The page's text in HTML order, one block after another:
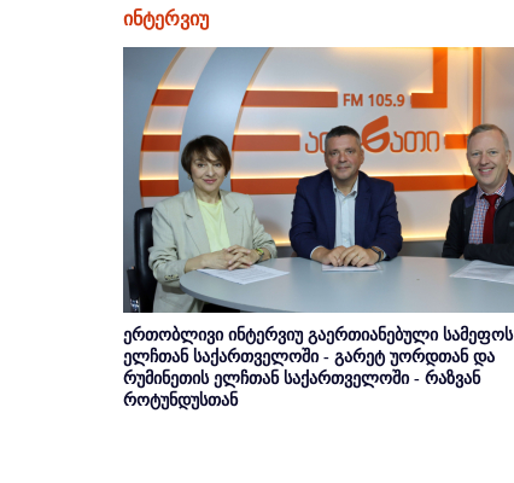
ინტერვიუ
ერთობლივი ინტერვიუ გაერთიანებული სამეფოს
ელჩთან საქართველოში - გარეტ უორდთან და
რუმინეთის ელჩთან საქართველოში - რაზვან
როტუნდუსთან